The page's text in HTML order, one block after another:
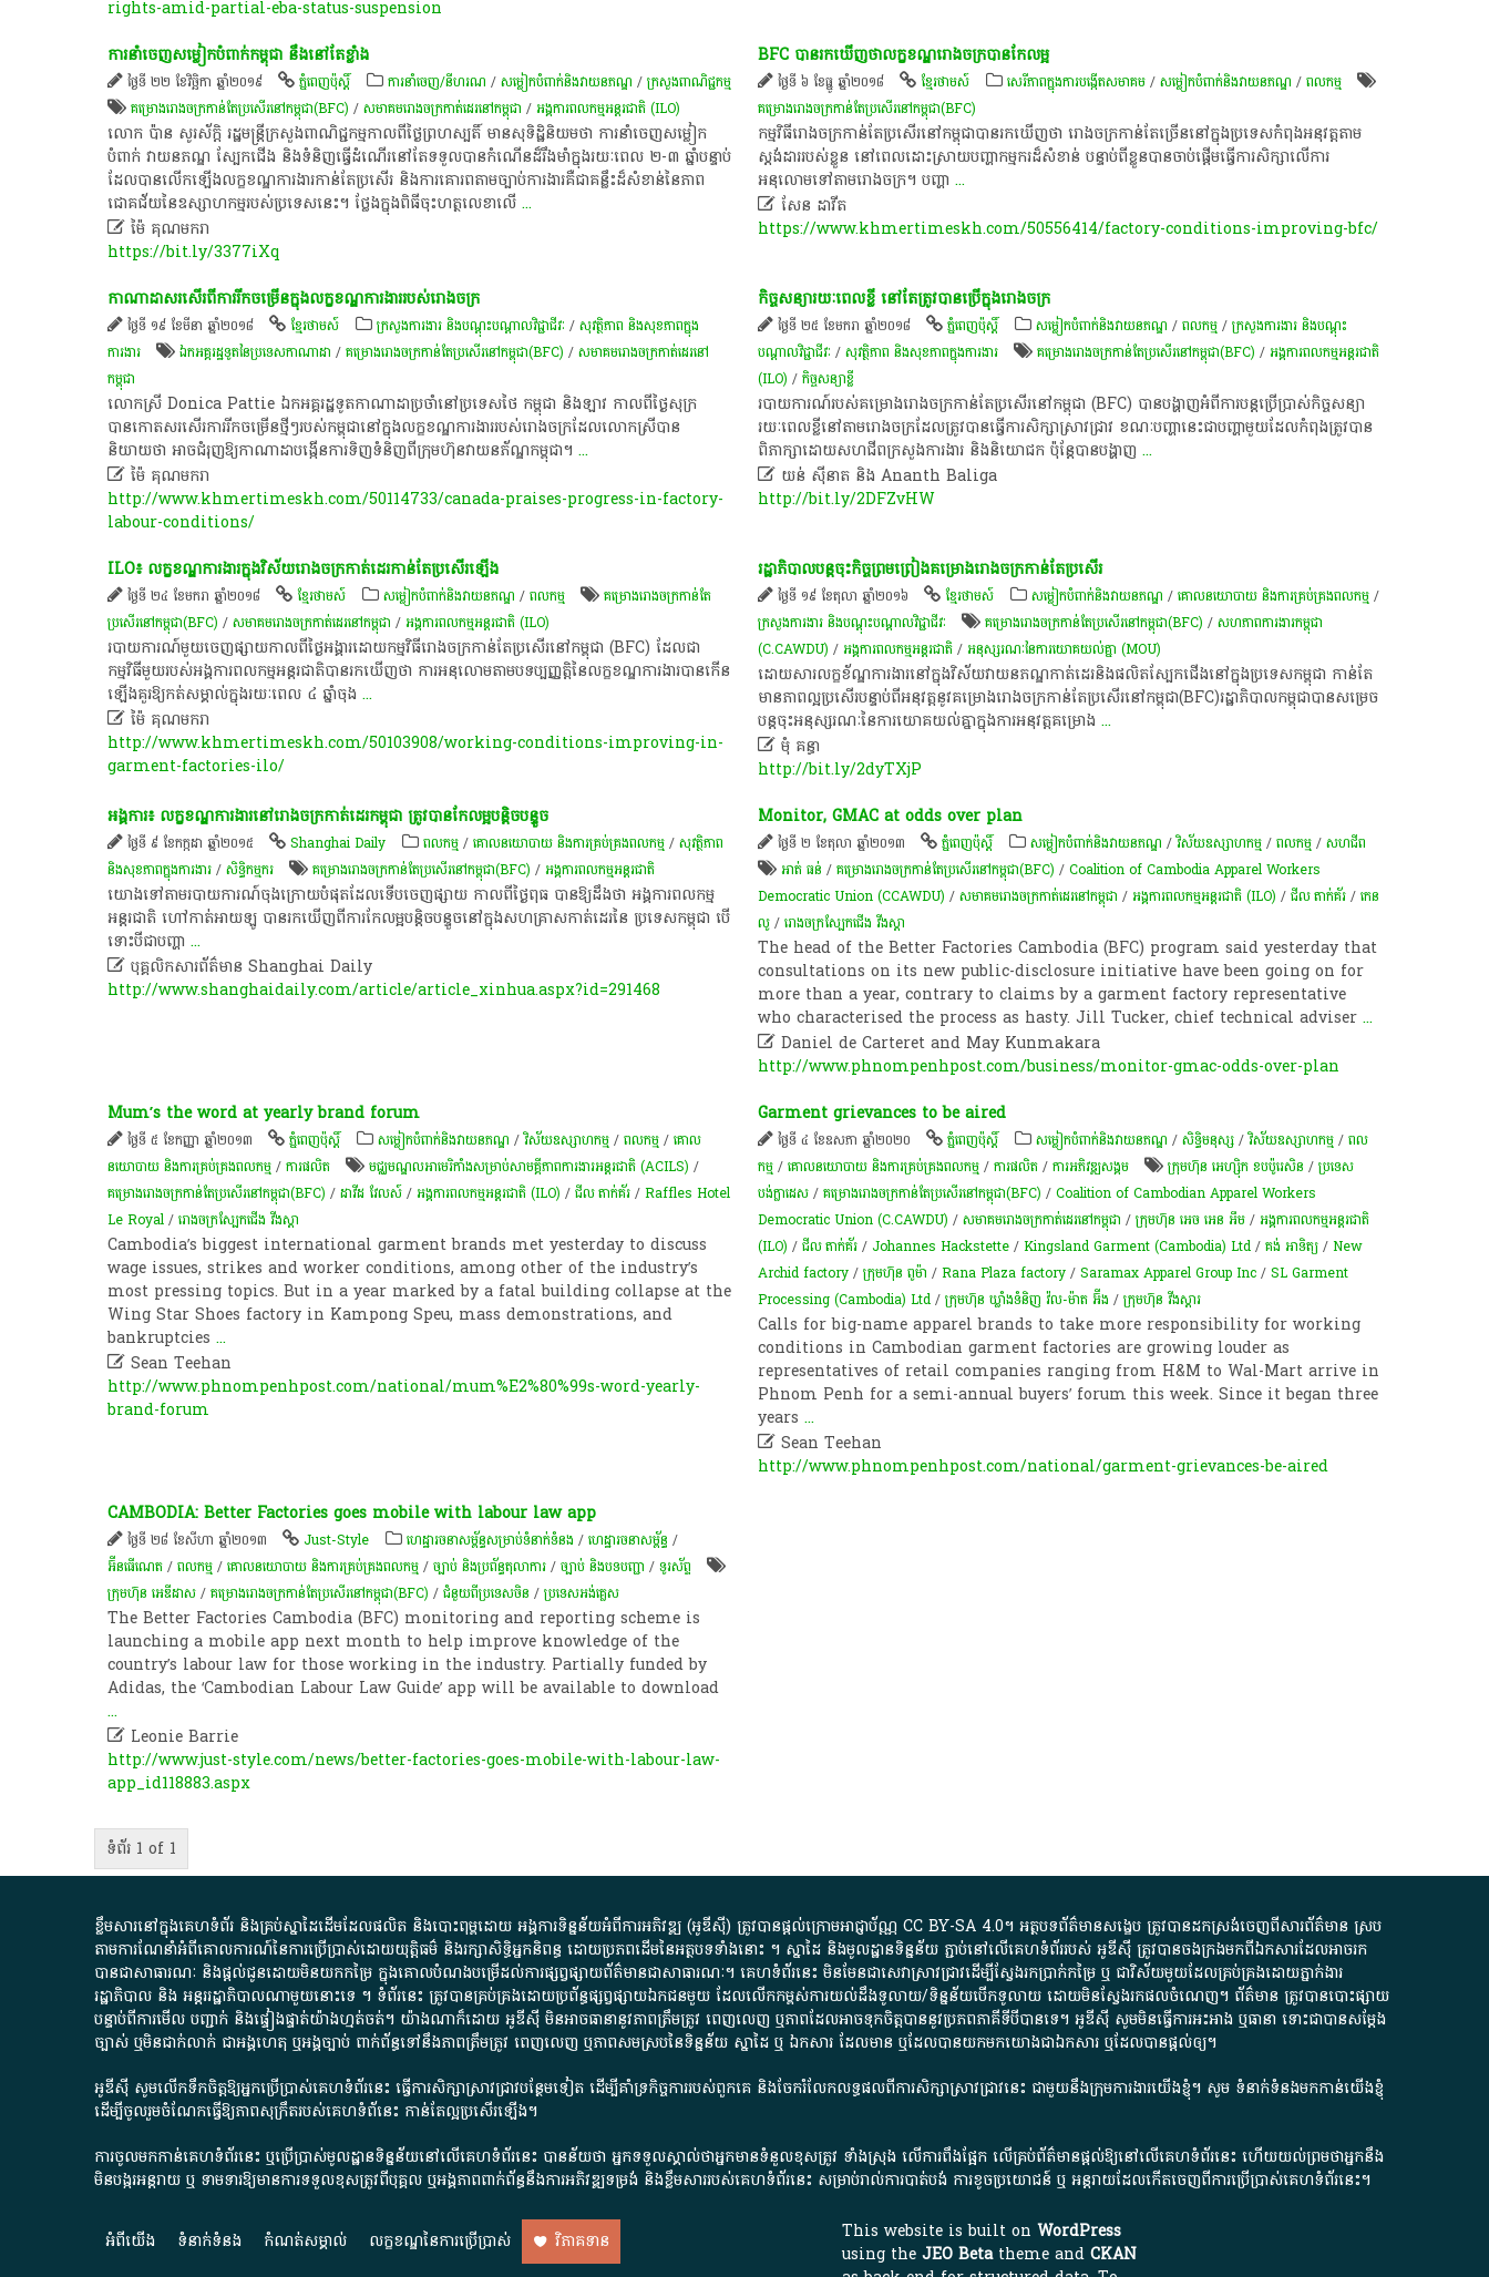
rights-amid-partial-eba-status-suspension
ការនាំចេញ​សម្លៀកបំពាក់​កម្ពុជា ​នឹង​នៅតែ​ខ្លាំង
ថ្ងៃទី ២២ ខែវិច្ឆិកា ឆ្នាំ២០១៩ ភ្នំពេញប៉ុស្តិ៍ ការនាំចេញ/នីហរណ /​សម្លៀក​បំពាក់​និង​វាយ​ន​ភ​ណ្ឌ​ /ក្រសួងពាណិជ្ជកម្ម
គម្រោង​រោងចក្រ​កាន់​តែ​ប្រសើរ​នៅ​កម្ពុជា(BFC) /សមាគមរោងចក្រកាត់ដេរនៅកម្ពុជា /អង្គការ​ពលកម្ម​អន្តរជាតិ​ (ILO)
លោក ប៉ាន សូរស័ក្តិ រដ្ឋមន្ដ្រី​ក្រសួង​ពាណិជ្ជកម្ម​កាលពី​ថ្ងៃ​ព្រហស្បតិ៍ មាន​សុទិដ្ឋិនិយម​ថា ការនាំចេញ​សម្លៀក
បំពាក់ វាយនភណ្ឌ ស្បែកជើង និង​ទំនិញ​ធ្វើដំណើរ​នៅតែ​ទទួល​បាន​កំណើន​ដ៏រឹងមាំ​ក្នុង​រយៈពេល​ ២-៣ ឆ្នាំ​បន្ទាប់​
ដែល​បាន​លើកឡើង​លក្ខខណ្ឌ​ការងារ​កាន់តែ​ប្រសើរ និង​ការគោរព​តាមច្បាប់​ការងារ​គឺជា​គន្លឹះ​ដ៏សំខាន់​នៃ​ភាព
ជោគជ័យ​នៃ​ឧស្សាហកម្ម​របស់​ប្រទេស​នេះ​។ ថ្លែង​ក្នុង​ពិធី​ចុះហត្ថលេខា​លើ ...
ម៉ៃ គុណមករា
https://bit.ly/3377iXq
BFC​ បាន​រក​ឃើញ​ថា​លក្ខខណ្ឌ​រោងចក្រ​បាន​កែ​លម្អ​
ថ្ងៃទី ៦ ខែធ្នូ ឆ្នាំ២០១៨ ខ្មែរថាមស៍ សេរីភាពក្នុងការបង្កើតសមាគម/​សម្លៀក​បំពាក់​និង​វាយ​ន​ភ​ណ្ឌ​ /ពល​កម្ម
គម្រោង​រោងចក្រ​កាន់​តែ​ប្រសើរ​នៅ​កម្ពុជា(BFC)
​កម្មវិធី​រោងចក្រ​កាន់តែ​ប្រសើរ​នៅ​កម្ពុជា​បាន​រក​ឃើញ​ថា​ រោងចក្រ​កាន់តែ​ច្រើន​នៅ​ក្នុង​ប្រទេស​កំពុង​អនុវត្ត​តាម​
ស្តង់ដារ​របស់​ខ្លួន​ នៅ​ពេល​ដោះស្រាយ​បញ្ហា​កម្មករ​ដ៏​សំខាន់​ បន្ទាប់​ពី​ខ្លួន​បាន​ចាប់ផ្តើម​ធ្វើការ​សិក្សា​លើ​ការ​
អនុលោម​ទៅ​តាម​រោងចក្រ​។​ បញ្ហា...
 សែន ដាវីត
https://www.khmertimeskh.com/50556414/factory-conditions-improving-bfc/
កាណាដាសរសើរពីការរីកចម្រើនក្នុងលក្ខខណ្ឌការងាររបស់រោងចក្រ
ថ្ងៃទី ១៩ ខែមីនា ឆ្នាំ២០១៨ ខ្មែរថាមស៍ ក្រសួងការងារ និងបណ្តុះបណ្តាលវិជ្ជាជីវៈ /សុវត្ថិភាព និងសុខភាពក្នុង
ការងារ
ឯក​អគ្គ​រដ្ឋ​ទូត​នៃ​ប្រទេស​កា​​ណា​ដា​ /គម្រោង​រោងចក្រ​កាន់​តែ​ប្រសើរ​នៅ​កម្ពុជា(BFC) /សមាគមរោងចក្រកាត់ដេរនៅ
កម្ពុជា
លោកស្រី Donica Pattie ឯកអគ្គរដ្ឋទូតកាណាដាប្រចាំនៅប្រទេសថៃ កម្ពុជា និងឡាវ កាលពីថ្ងៃសុក្រ
បានកោតសរសើរការរីកចម្រើនថ្មីៗរបស់កម្ពុជានៅក្នុងលក្ខខណ្ឌការងាររបស់រោងចក្រដែលលោកស្រីបាន
និយាយថា អាចជំរុញឱ្យកាណាដាបង្កើនការទិញទំនិញពីក្រុមហ៊ុនវាយនភ័ណ្ឌកម្ពុជា។ ...
ម៉ៃ គុណមករា
http://www.khmertimeskh.com/50114733/canada-praises-progress-in-factory-
labour-conditions/
កិច្ចសន្យា​រយៈពេល​ខ្លី ​នៅ​តែ​ត្រូវ​បាន​ប្រើ​ក្នុង​រោងចក្រ
ថ្ងៃទី ២៥ ខែមករា ឆ្នាំ២០១៨ ភ្នំពេញប៉ុស្តិ៍ ​សម្លៀក​បំពាក់​និង​វាយ​ន​ភ​ណ្ឌ​ /ពល​កម្ម/ក្រសួងការងារ និងបណ្តុះ
បណ្តាលវិជ្ជាជីវៈ /សុវត្ថិភាព និងសុខភាពក្នុងការងារ គម្រោង​រោងចក្រ​កាន់​តែ​ប្រសើរ​នៅ​កម្ពុជា(BFC) /អង្គការ​ពលកម្ម​អន្តរជាតិ​
(ILO) /កិច្ច​សន្យា​ខ្លី​
របាយការណ៍​របស់​គម្រោង​រោងចក្រ​កាន់តែ​ប្រសើរ​នៅ​កម្ពុជា​ (BFC) ​បាន​បង្ហាញ​អំពី​ការ​បន្ត​ប្រើប្រាស់​កិច្ចសន្យា​
រយៈពេល​ខ្លី​នៅ​តាម​រោងចក្រ​ដែល​ត្រូវ​បាន​ធ្វើការ​សិក្សា​ស្រាវជ្រាវ ខណៈ​បញ្ហា​នេះ​ជា​បញ្ហា​មួយ​​ដែល​កំពុង​ត្រូវ​បាន​
ពិភាក្សា​ដោយ​សហជីព​ក្រសួង​ការងារ និង​និយោជក ប៉ុន្តែ​បាន​បង្ហាញ...
 យន់ ស៊ីនាត និង Ananth Baliga
http://bit.ly/2DFZvHW
ILO៖​ ​លក្ខខណ្ឌ​ការងារ​ក្នុង​វិស័យ​រោងចក្រ​កាត់ដេរ​កាន់​តែ​ប្រសើរ​ឡើង
ថ្ងៃទី ២៤ ខែមករា ឆ្នាំ២០១៨ ខ្មែរថាមស៍ ​សម្លៀក​បំពាក់​និង​វាយ​ន​ភ​ណ្ឌ​ /ពល​កម្ម
គម្រោង​រោងចក្រ​កាន់​តែ​
ប្រសើរ​នៅ​កម្ពុជា(BFC) /សមាគមរោងចក្រកាត់ដេរនៅកម្ពុជា /អង្គការ​ពលកម្ម​អន្តរជាតិ​ (ILO)
​របាយការណ៍​មួយ​ចេញផ្សាយ​កាលពី​ថ្ងៃ​អង្គារ​ដោយ​កម្មវិធី​រោងចក្រ​កាន់តែ​ប្រសើរ​នៅ​កម្ពុជា​ (BFC)​ ដែល​ជា​
កម្មវិធី​មួយ​របស់​អង្គការ​ពលកម្ម​អន្តរជាតិ​បាន​រក​ឃើញ​ថា​ ការ​អនុលោម​តាម​បទ​ប្បញ្ញត្តិ​នៃ​លក្ខខណ្ឌ​ការងារ​បាន​កើន
ឡើង​គួរ​ឱ្យ​កត់សម្គាល់​ក្នុង​រយៈពេល​ ៤​ ឆ្នាំ​ចុង ...
ម៉ៃ គុណមករា
http://www.khmertimeskh.com/50103908/working-conditions-improving-in-
garment-factories-ilo/
រដ្ឋាភិបាល​បន្ត​ចុះ​កិច្ច​ព្រមព្រៀង​​គម្រោង​រោងចក្រ​កាន់​តែ​ប្រសើរ
ថ្ងៃទី ១៩ ខែតុលា ឆ្នាំ២០១៦ ខ្មែរថាមស៍ ​សម្លៀក​បំពាក់​និង​វាយ​ន​ភ​ណ្ឌ​ /គោលនយោបាយ និងការគ្រប់គ្រងពលកម្ម/
ក្រសួងការងារ និងបណ្តុះបណ្តាលវិជ្ជាជីវៈ
គម្រោង​រោងចក្រ​កាន់​តែ​ប្រសើរ​នៅ​កម្ពុជា(BFC) /សហភាពការងារកម្ពុជា
(C.CAWDU) /អង្គការពលកម្មអន្តរជាតិ/អនុស្សរណៈនៃការយោគយល់គ្នា (MOU)
ដោយសារ​លក្ខខ័ណ្ឌ​ការងារ​នៅ​ក្នុង​វិស័យ​វាយនភណ្ឌ​កាត់ដេរនិង​ផលិត​ស្បែកជើង​នៅ​ក្នុង​ប្រទេស​កម្ពុជា ​កាន់​តែ​
មាន​ភាព​ល្អ​ប្រសើរ​បន្ទាប់​ពី​អនុវត្ត​នូវ​គម្រោង​រោងចក្រ​កាន់​តែ​ប្រសើរ​នៅ​កម្ពុជា(BFC)រដ្ឋាភិបាល​កម្ពុជា​បាន​សម្រេច​
បន្ត​ចុះ​អនុស្សរណៈ​នៃ​ការ​យោគយល់​គ្នា​ក្នុង​ការ​អនុវត្ត​គម្រោង...
 មុំ គន្ធា
http://bit.ly/2dyTXjP
អង្គការ​៖​ លក្ខខណ្ឌ​ការងារ​នៅ​រោងចក្រ​កាត់ដេរ​កម្ពុជា​ ត្រូវ​បាន​កែ​លម្អ​បន្តិច​ប​ន្ទួ​ច​
ថ្ងៃទី ៩ ខែកក្កដា ឆ្នាំ២០១៥ Shanghai Daily ពល​កម្ម/គោលនយោបាយ និងការគ្រប់គ្រងពលកម្ម/សុវត្ថិភាព
និងសុខភាពក្នុងការងារ/សិទ្ធិកម្មករ គម្រោង​រោងចក្រ​កាន់​តែ​ប្រសើរ​នៅ​កម្ពុជា(BFC) /អង្គការពលកម្មអន្តរជាតិ
​យោង​ទៅ​តាម​របាយការណ៍​ចុង​ក្រោយ​បំផុត​ដែល​ទើប​ចេញផ្សាយ ​កាលពី​ថ្ងៃ​ពុធ​ បានឱ្យ​ដឹង​ថា​ អង្គការ​ពលកម្ម​
អន្តរជាតិ​ ហៅ​កាត់​អាយ​ឡូ​ បាន​រក​ឃើញ​ពី​ការ​កែ​លម្អ​បន្តិច​ប​ន្ទួ​ច​នៅ​ក្នុង​សហគ្រាស​កាត់ដេរ​នៃ​ ប្រទេស​កម្ពុជា​ បើ​
ទោះបីជា​បញ្ហា ...
បុគ្គលិកសារព័ត៌មាន Shanghai Daily
http://www.shanghaidaily.com/article/article_xinhua.aspx?id=291468
Monitor, GMAC at odds over plan
ថ្ងៃទី ២ ខែតុលា ឆ្នាំ២០១៣ ភ្នំពេញប៉ុស្តិ៍ ​សម្លៀក​បំពាក់​និង​វាយ​ន​ភ​ណ្ឌ​ /វិស័យឧស្សាហកម្ម/ពល​កម្ម/សហជីព
អាត់ ធន់ /គម្រោង​រោងចក្រ​កាន់​តែ​ប្រសើរ​នៅ​កម្ពុជា(BFC) /Coalition of Cambodia Apparel Workers
Democratic Union (CCAWDU) /សមាគមរោងចក្រកាត់ដេរនៅកម្ពុជា /​អង្គការ​ពលកម្ម​អន្តរជាតិ (ILO) /ជីល តាក់គ័រ​/កេន
លូ/រោងចក្រ​​​ស្បែក​​​ជើង​​​ វីង​​​ស្តា
The head of the Better Factories Cambodia (BFC) program said yesterday that
consultations on its new public-disclosure initiative have been going on for
more than a year, contrary to claims by a garment factory representative
who characterised the process as hasty. Jill Tucker, chief technical adviser...
 Daniel de Carteret and May Kunmakara
http://www.phnompenhpost.com/business/monitor-gmac-odds-over-plan
Mum’s the word at yearly brand forum
ថ្ងៃទី ៥ ខែកញ្ញា ឆ្នាំ២០១៣ ភ្នំពេញប៉ុស្តិ៍ ​សម្លៀក​បំពាក់​និង​វាយ​ន​ភ​ណ្ឌ​ /វិស័យឧស្សាហកម្ម/ពល​កម្ម/គោល
នយោបាយ និងការគ្រប់គ្រងពលកម្ម/ការផលិត​ មជ្ឈមណ្ឌល​អា​មេ​រិ​កាំ​ង​សម្រាប់​សាមគ្គីភាព​ការងារ​អន្តរជាតិ​ (ACILS)​ /
គម្រោង​រោងចក្រ​កាន់​តែ​ប្រសើរ​នៅ​កម្ពុជា(BFC) /ដាវីដ វែលស៍/​អង្គការ​ពលកម្ម​អន្តរជាតិ (ILO) /ជីល តាក់គ័រ​/Raffles Hotel
Le Royal/រោងចក្រ​​​ស្បែក​​​ជើង​​​ វីង​​​ស្តា
Cambodia’s biggest international garment brands met yesterday to discuss
wage issues, strikes and worker conditions, among other of the industry’s
most pressing topics. But in a year marked by a fatal building collapse at the
Wing Star Shoes factory in Kampong Speu, mass demonstrations, and
bankruptcies ...
Sean Teehan
http://www.phnompenhpost.com/national/mum%E2%80%99s-word-yearly-
brand-forum
Garment grievances to be aired
ថ្ងៃទី ៤ ខែឧសភា ឆ្នាំ២០២០ ភ្នំពេញប៉ុស្តិ៍ ​សម្លៀក​បំពាក់​និង​វាយ​ន​ភ​ណ្ឌ​ /សិទ្ធិមនុស្ស/វិស័យឧស្សាហកម្ម/ពល​
កម្ម/គោលនយោបាយ និងការគ្រប់គ្រងពលកម្ម/ការផលិត​/ការ​អភិវឌ្ឍ​សង្គម ក្រុមហ៊ុន អេហ្ស៊ិក ខប​​ប៉ូ​រេសិន /ប្រទេស
បង់ក្លាដេស/គម្រោង​រោងចក្រ​កាន់​តែ​ប្រសើរ​នៅ​កម្ពុជា(BFC) /Coalition of Cambodian Apparel Workers
Democratic Union (C.CAWDU) /សមាគមរោងចក្រកាត់ដេរនៅកម្ពុជា /ក្រុមហ៊ុន អេច អេន អឹម/​អង្គការ​ពលកម្ម​អន្តរជាតិ
(ILO) /ជីល តាក់គ័រ​/Johannes Hackstette/Kingsland Garment (Cambodia) Ltd/គង់ អាទិត្យ/New
Archid factory/ក្រុមហ៊ុន ពូម៉ា /Rana Plaza factory/Saramax Apparel Group Inc/SL Garment
Processing (Cambodia) Ltd/ក្រុមហ៊ុន ឃ្លាំងទំនិញ វ៉ល-ម៉ាត អ៊ីង /ក្រុមហ៊ុន​ ​វី​​​ង​ស្តារ
Calls for big-name apparel brands to take more responsibility for working
conditions in Cambodian garment factories are growing louder as
representatives of retail companies ranging from H&M to Wal-Mart arrive in
Phnom Penh for a semi-annual buyers’ forum this week. Since it began three
years...
 Sean Teehan
http://www.phnompenhpost.com/national/garment-grievances-be-aired
CAMBODIA: Better Factories goes mobile with labour law app
ថ្ងៃទី ២៨ ខែសីហា ឆ្នាំ២០១៣ Just-Style ហេដ្ឋារចនាសម្ព័ន្ធសម្រាប់ទំនាក់ទំនង /ហេដ្ឋារចនាសម្ព័ន្ធ /
អ៊ីនធើណេត/ពល​កម្ម/គោលនយោបាយ និងការគ្រប់គ្រងពលកម្ម/ច្បាប់ និងប្រព័ន្ធតុលាការ/ច្បាប់ និងបទបញ្ជា /ទូរស័ព្ទ
ក្រុមហ៊ុន អេឌីដាស/គម្រោង​រោងចក្រ​កាន់​តែ​ប្រសើរ​នៅ​កម្ពុជា(BFC) /ជំនួយពីប្រទេសចិន /ប្រទេសអង់គ្លេស
The Better Factories Cambodia (BFC) monitoring and reporting scheme is
launching a mobile app next month to help improve knowledge of the
country’s labour law for those working in the industry. Partially funded by
Adidas, the ‘Cambodian Labour Law Guide’ app will be available to download
...
Leonie Barrie
http://www.just-style.com/news/better-factories-goes-mobile-with-labour-law-
app_id118883.aspx
ទំព័រ 1 of 1
ខ្លឹមសារ​នៅ​ក្នុង​គេហទំព័រ និង​គ្រប់​ស្នា​ដៃ​ដើម​ដែល​ផលិត​ និង​បោះពុម្ព​ដោយ​ អង្គការ​ទិន្នន័យ​អំពី​ការអភិវឌ្ឍ​​ (អូ​ឌី​ស៊ី)​ ត្រូវ​បាន​ផ្តល់​ក្រោម​អាជ្ញាប័ណ្ណ​ CC BY-SA 4.0។​ អត្ថបទ​ព័ត៌មាន​សង្ខេប​ ត្រូវ​បាន​ដកស្រង់​ចេញពី​សារព័ត៌មាន ស្រប
តាមការ​ណែនាំ​អំពី​គោលការណ៍​នៃ​ការ​ប្រើប្រាស់​ដោយ​យុត្តិធម៌​ និង​រក្សាសិទ្ធិអ្នកនិពន្ធ ដោយ​ប្រភពដើម​នៃ​​អត្ថបទទាំង​នោះ​ ។​ ស្នាដៃ​ និង​មូលដ្ឋាន​ទិន្នន័យ ​ភ្ជាប់​នៅ​លើ​គេហទំព័រ​របស់​ អូ​ឌី​ស៊ី​ ត្រូវ​បាន​ចងក្រង​មក​ពី​ឯកសារ​ដែល​អាច​រក​
បានជា​សាធារណៈ​ និង​ផ្តល់​ជូន​ដោយ​មិន​យក​កម្រៃ​ ក្នុង​គោលបំណង​បម្រើ​ដល់ការ​ផ្សព្វផ្សាយ​ព័ត៌មាន​ជា​សាធារណៈ​។​ គេហទំព័រ​នេះ​ មិនមែន​ជា​សេវា​ស្រាវជ្រាវ​ដើម្បី​ស្វែងរកប្រាក់​កម្រៃ​ ឬ​ ជា​វិស័យ​មួយ​ដែល​គ្រប់គ្រង​ដោយ​ភ្នាក់ងារ​
រដ្ឋាភិបាល​ និង ​អន្តររដ្ឋាភិបាល​ណាមួយ​នោះ​ទេ ​។​ ទំព័រ​នេះ​ ត្រូវ​បាន​គ្រប់គ្រង​ដោយ​ប្រព័ន្ធ​ផ្សព្វផ្សាយ​ឯកជន​មួយ​ ដែល​លើកកម្ពស់​ការ​យល់​ដឹង​ទូលាយ​/​ទិន្នន័យ​បើក​ទូលាយ​ ដោយ​មិនស្វែង​រក​ផល​ចំណេញ​។​ ព័ត៌មាន​ ត្រូវ​បាន​បោះផ្សាយ​
បន្ទាប់​ពី​ការ​មើល​ បញ្ជាក់​ និង​ផ្ទៀងផ្ទាត់​យ៉ាង​ហ្មត់ចត់​។​ យ៉ាងណា​ក៏​ដោយ​ អូ​ឌី​ស៊ី​ មិន​អាច​ធានា​នូវ​ភាព​ត្រឹមត្រូវ​ ពេញលេញ​ ឬ​ភាព​ដែល​អាច​ទុកចិត្ត​បាននូវ​ប្រភព​ភាគី​ទី​បី​បាន​ទេ​។​ អូ​ឌី​ស៊ី​ សូម​មិន​ធ្វើការ​អះអាង​ ឬ​ធានា​ ទោះជា​បាន​សម្តែង​
ច្បាស់​ ឬ​មិន​ជាក់លាក់​ ជា​អង្គហេតុ​ ឬ​អង្គច្បាប់​ ពាក់ព័ន្ធ​ទៅ​នឹង​ភាព​ត្រឹមត្រូវ​ ពេញលេញ​ ឬ​ភាព​សម​ស្រប​នៃ​ទិន្នន័យ​ ស្នាដៃ​ ឬ​ ឯកសារ​ ដែល​មាន​ ឬ​ដែល​បាន​យក​មក​យោង​ជា​ឯកសារ​ ឬ​ដែល​បាន​ផ្តល់​ឲ្យ​។
អូឌីស៊ី សូមលើកទឹកចិត្តឱ្យអ្នកប្រើប្រាស់គេហទំព័រនេះ ធ្វើការសិក្សាស្រាវជ្រាវបន្ថែមទៀត ដើម្បីគាំទ្រកិច្ចការ​របស់ពួកគេ និងចែករំលែកលទ្ធផលពីការសិក្សាស្រាវជ្រាវនេះ ជាមួយនឹងក្រុមការងារយើងខ្ញុំ។ សូម ទំនាក់ទំនងមកកាន់យើងខ្ញុំ
ដើម្បីចូលរួមចំណែកធ្វើឱ្យភាពសុក្រឹតរបស់គេហទំព័នេះ កាន់តែល្អប្រសើរឡើង។
ការចូលមកកាន់គេហទំព័រនេះ ឬប្រើប្រាស់មូលដ្ឋានទិន្នន័យនៅលើគេហទំព័រនេះ បានន័យថា អ្នកទទួលស្គាល់ថាអ្នកមានទំនួលខុសត្រូវ ទាំងស្រុង លើការពឹងផ្អែក លើគ្រប់ព័ត៌មានផ្តល់ឱ្យនៅលើគេហទំព័រនេះ ហើយយល់ព្រមថាអ្នកនឹង
មិនបង្ករអន្តរាយ ឬ ទាមទារ​ឱ្យមានការទទួលខុស​ត្រូវពីបុគ្គល ឬអង្គភាពពាក់ព័ន្ធនឹងការអភិវឌ្ឍទម្រង់ និងខ្លឹមសាររបស់គេហទំព័រនេះ សម្រាប់រាល់ការបាត់បង់ ការខូចប្រយោជន៍ ឬ អន្តរាយដែលកើតចេញពីការប្រើប្រាស់គេហទំព័រនេះ។
អំពី​យើង​ ទំនាក់ទំនង កំណត់សម្គាល់ លក្ខខណ្ឌនៃការប្រើប្រាស់ វិភាគទាន This website is built on WordPress
using the JEO Betatheme and CKAN